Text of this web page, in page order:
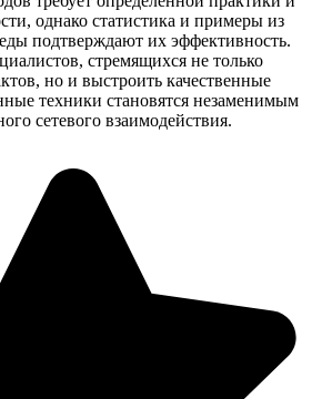
однако статистика и примеры из
подтверждают их эффективность.
стремящихся не только
но и выстроить качественные
техники становятся незаменимым
сетевого взаимодействия.